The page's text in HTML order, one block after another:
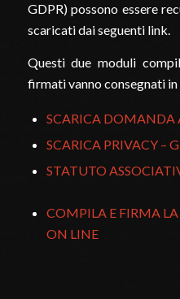
GDPR) possono essere
scaricati dai seguenti link.
Questi due moduli
firmati vanno consegnati
SCARICA DOMANDA
SCARICA PRIVACY –
STATUTO
COMPILA E FIRMA
ON LINE